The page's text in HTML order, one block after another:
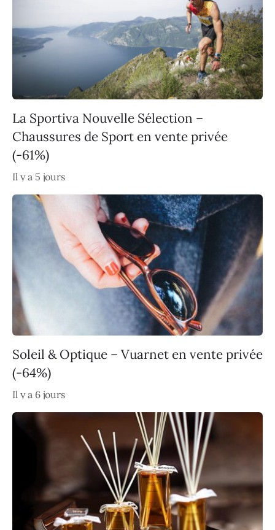
La Sportiva Nouvelle Sélection –
Chaussures de Sport en vente privée
(-61%)
Il y a 5 jours
Soleil & Optique – Vuarnet en vente privée
(-64%)
Il y a 6 jours